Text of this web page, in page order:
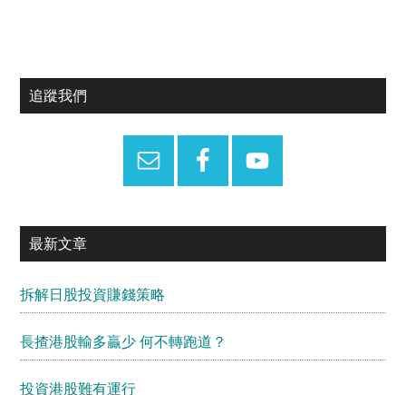
Primary
追蹤我們
最新文章
拆解日股投資賺錢策略
長揸港股輸多贏少 何不轉跑道？
投資港股難有運行